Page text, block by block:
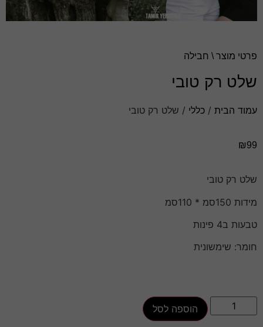
פרטי מוצר \ חבילה
שלט רק טובי
עמוד הבית / כללי / שלט רק טובי
₪99
שלט רק טובי
מידות 150סמ * 110סמ
טבעות ב4 פינות
חומר: שימשונית
הוספה לסל